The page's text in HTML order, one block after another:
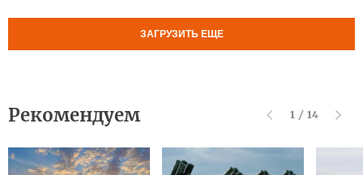
ЗАГРУЗИТЬ ЕЩЕ
Рекомендуем 1 / 14